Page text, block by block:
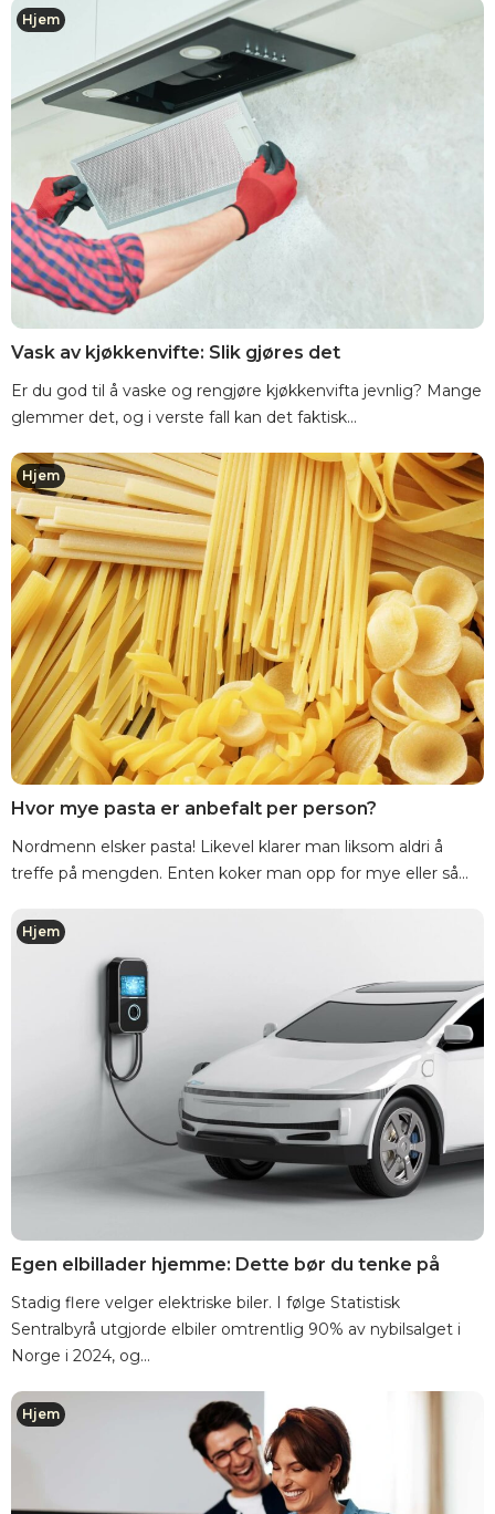
Vask av kjøkkenvifte: Slik gjøres det
Er du god til å vaske og rengjøre kjøkkenvifta jevnlig? Mange
glemmer det, og i verste fall kan det faktisk...
Hjem
Hvor mye pasta er anbefalt per person?
Nordmenn elsker pasta! Likevel klarer man liksom aldri å
treffe på mengden. Enten koker man opp for mye eller så...
Hjem
Egen elbillader hjemme: Dette bør du tenke på
Stadig flere velger elektriske biler. I følge Statistisk
Sentralbyrå utgjorde elbiler omtrentlig 90% av nybilsalget i
Norge i 2024, og...
Hjem
Hjem